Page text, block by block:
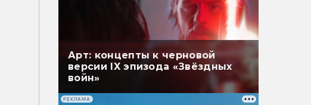
Арт: концепты к черновой
версии IX эпизода «Звёздных
войн»
РЕКЛАМА